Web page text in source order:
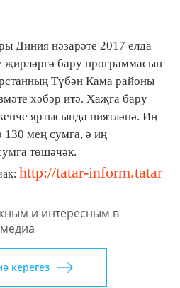
Диния нәзарәте 2017 елда
җирләргә бару программасын
Түбән Кама районы
хәбәр итә. Хаҗга бару
яртысында ниятләнә. Иң
130 мең сумга, ә иң
төшәчәк.
http://tatar-inform.tatar
и интересным в
керегез